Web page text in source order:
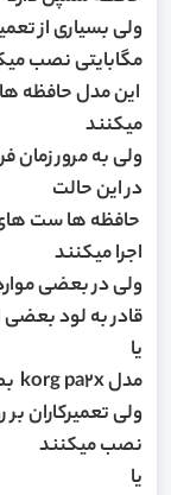
مگابایتی نصب
این مدل حافظه
میکنند
ولی به مرور
در این حالت
حافظه ها ست
اجرا میکنند
ولی در بعضی
قادر به لود بعضی
یا
نصب میکنند
یا